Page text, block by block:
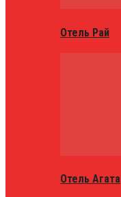
Отель Рай
Отель Агата